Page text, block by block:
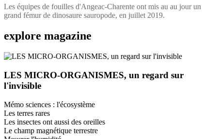
Les équipes de fouilles d'Angeac-Charente ont mis au au jour un
grand fémur de dinosaure sauropode, en juillet 2019.
explore magazine
LES MICRO-ORGANISMES, un regard sur
l'invisible
Mémo sciences : l'écosystème
Les terres rares
Les insectes ont aussi des oreilles
Le champ magnétique terrestre